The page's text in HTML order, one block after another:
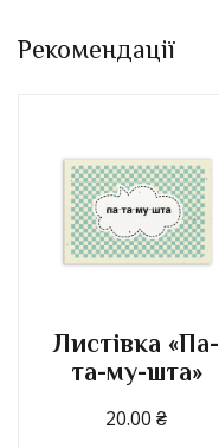
Рекомендації
Листівка «Па-
та-му-шта»
20.00₴